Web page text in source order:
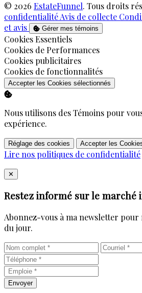
© 2026 EstateFunnel. Tous droits
confidentialitéAvis de collecte
et avis
Gérer mes témoins
Activer
Cookies Essentiels
Activer
Cookies de Performances
Activer
Cookies publicitaires
Activer
Cookies de fonctionnalités
Accepter les Cookies sélectionnés
Nous utilisons des Témoins pour
expérience.
Réglage des cookies Accepter les
Lire nos politiques de confidentialité
Close
✕
Restez informé sur le marché
Abonnez-vous à ma newsletter
du jour.
Envoyer